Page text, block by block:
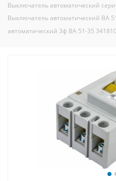
Выключатель автоматический
Выключатель автоматический ВА
автоматический 3ф ВА 51-35